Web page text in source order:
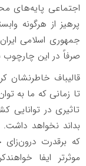
اجتماعی پایه‌های
پرهیز از هرگونه
جمهوری اسلامی
صرفاً در این
قالیباف خاطرنشان
تا زمانی که ما به
تاثیری در توانایی
بداند نخواهد
که برقدرت
موثرتر ایفا